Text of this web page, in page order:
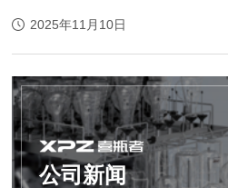
的事情就是瓶子的清洗。...
2025年11月10日
公司新闻